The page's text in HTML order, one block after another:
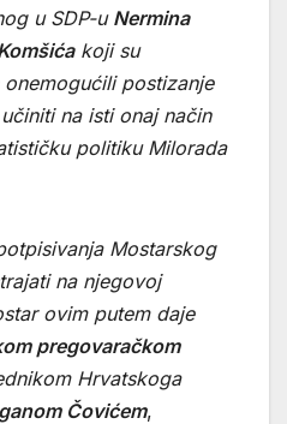
u SDP-u Nermina
koji su
postizanje
na isti onaj način
politiku Milorada
Mostarskog
na njegovoj
ovim putem daje
pregovaračkom
Hrvatskoga
Čovićem,